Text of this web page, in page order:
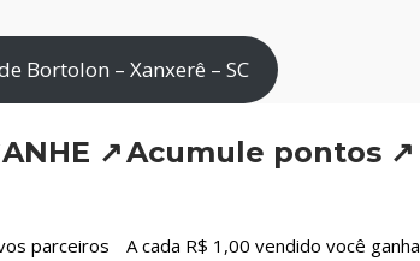
Bortolon – Xanxerê – SC
↗
parceiros
Acumule pontos ↗
A cada R$ 1,00 vendido você ganha